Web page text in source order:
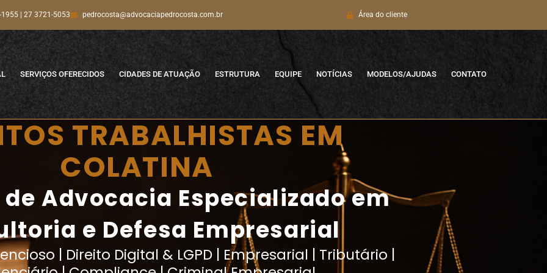
| 27 3721-5053 pedrocosta@advocaciapedrocosta.com.br Área do cliente
SERVIÇOS OFERECIDOS CIDADES DE ATUAÇÃO ESTRUTURA EQUIPE NOTÍCIAS MODELOS/AJUDAS CONTATO
TRABALHISTAS EM
COLATINA
Advocacia Especializado em
e Defesa Empresarial
| Direito Digital & LGPD | Empresarial | Tributário |